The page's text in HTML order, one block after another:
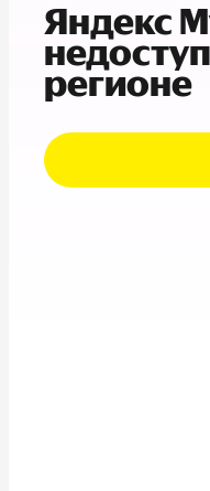
Яндекс
регионе